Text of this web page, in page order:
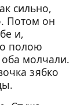
сильно,
Потом он
и,
полою
молчали.
зябко